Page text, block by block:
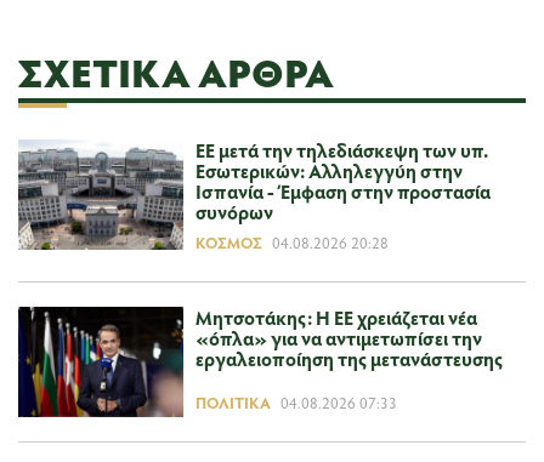
ΣΧΕΤΙΚΆ ΆΡΘΡΑ
ΕΕ μετά την τηλεδιάσκεψη των υπ.
Εσωτερικών: Αλληλεγγύη στην
Ισπανία - Έμφαση στην προστασία
συνόρων
ΚΌΣΜΟΣ 04.08.2026 20:28
Μητσοτάκης: Η ΕΕ χρειάζεται νέα
«όπλα» για να αντιμετωπίσει την
εργαλειοποίηση της μετανάστευσης
ΠΟΛΙΤΙΚΆ 04.08.2026 07:33